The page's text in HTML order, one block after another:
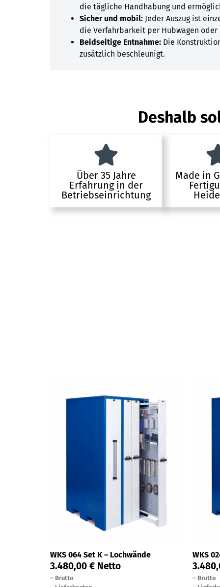
die tägliche Handhabung und
Sicher und mobil: Jeder Auszug ist
die Verfahrbarkeit per Hubwagen
Beidseitige Entnahme: Die
zusätzlich beschleunigt.
Deshalb
Über 35 Jahre
Erfahrung in der
Betriebseinrichtung
Made in
WKS 064 Set K – Lochwände
3.480,00 € Netto
– Brutto
WKS
– Brutto